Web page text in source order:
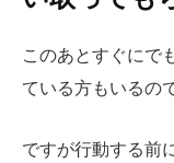
このあとすぐにで
ている方もいるの
ですが行動する前